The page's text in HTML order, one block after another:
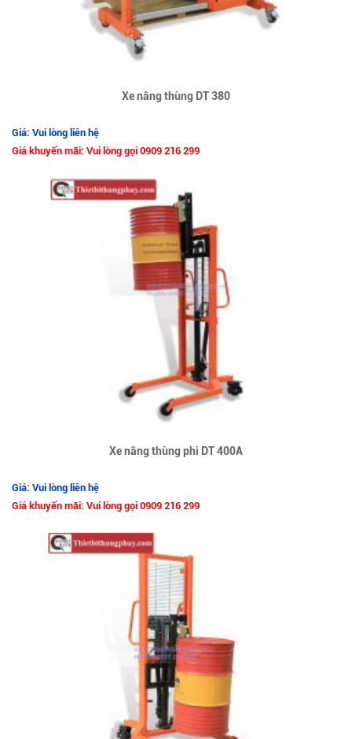
Xe nâng thùng DT 380
Giá: Vui lòng liên hệ
Giá khuyến mãi: Vui lòng gọi 0909 216 299
Xe nâng thùng phi DT 400A
Giá: Vui lòng liên hệ
Giá khuyến mãi: Vui lòng gọi 0909 216 299